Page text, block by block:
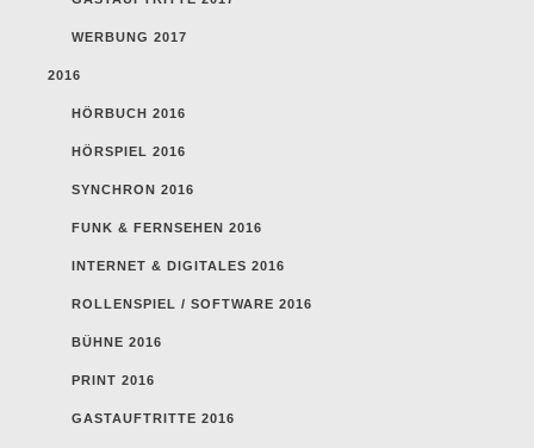
WERBUNG 2017
2016
HÖRBUCH 2016
HÖRSPIEL 2016
SYNCHRON 2016
FUNK & FERNSEHEN 2016
INTERNET & DIGITALES 2016
ROLLENSPIEL / SOFTWARE 2016
BÜHNE 2016
PRINT 2016
GASTAUFTRITTE 2016